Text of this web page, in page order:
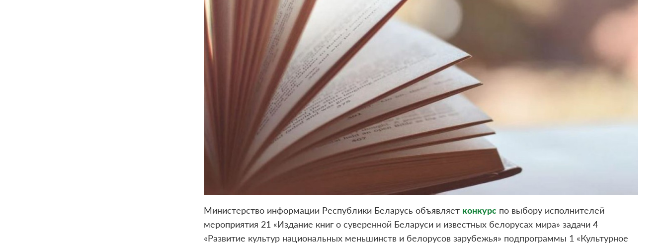
Министерство информации Республики Беларусь объявляет конкурс по выбору исполнителей
мероприятия 21 «Издание книг о суверенной Беларуси и известных белорусах мира» задачи 4
«Развитие культур национальных меньшинств и белорусов зарубежья» подпрограммы 1 «Культурное